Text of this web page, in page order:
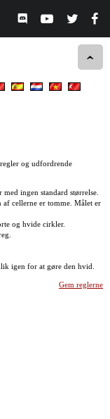
og udfordrende
ingen standard størrelse.
af cellerne er tomme. Målet er
og hvide cirkler.
igen for at gøre den hvid.
Gem reglerne